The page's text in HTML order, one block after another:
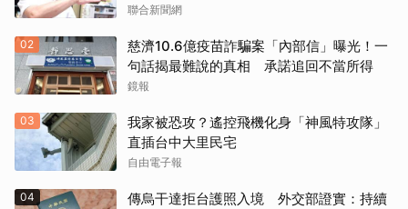
聯合新聞網
02
慈濟10.6億疫苗詐騙案「內部信」曝光！一
句話揭最難說的真相 承諾追回不當所得
鏡報
03
我家被恐攻？遙控飛機化身「神風特攻隊」
直插台中大里民宅
自由電子報
04
傳烏干達拒台護照入境 外交部證實：持續